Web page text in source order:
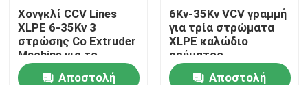
Χονγκλί CCV Lines
XLPE 6-35Kv 3
στρώσης Co Extruder
Machine για το
καλώδιο ισχύος 240
Αποστολή
6Kv-35Kv VCV γραμμή
για τρία στρώματα
XLPE καλώδιο
ρεύματος
Αποστολή